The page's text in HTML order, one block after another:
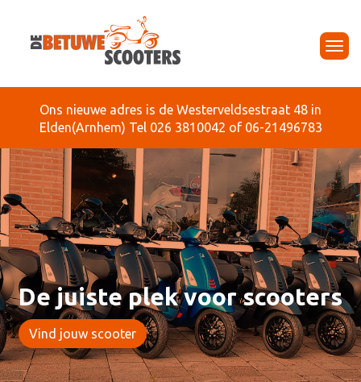
Ons nieuwe adres is de Westerveldsestraat 48 in
Elden(Arnhem) Tel 026 3810042 of 06-21496783
De juiste plek voor scooters
Vind jouw scooter